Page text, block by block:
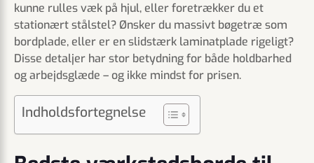
kunne rulles væk på hjul, eller foretrækker du et
stationært stålstel? Ønsker du massivt bøgetræ som
bordplade, eller er en slidstærk laminatplade rigeligt?
Disse detaljer har stor betydning for både holdbarhed
og arbejdsglæde – og ikke mindst for prisen.
Indholdsfortegnelse